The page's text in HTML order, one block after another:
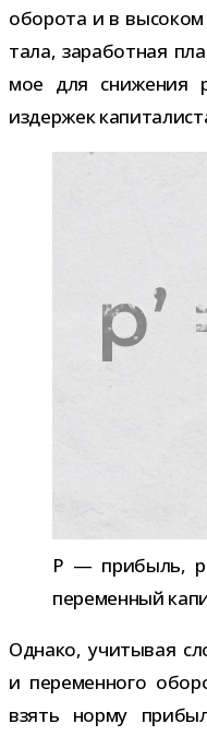
обо­рота и в
тала, зара­бот­ная
мое для сни­же­ния
издер­жек
P — при­быль,
пере­мен­ный
Однако, учи­ты­вая
и пере­мен­ного
взять норму